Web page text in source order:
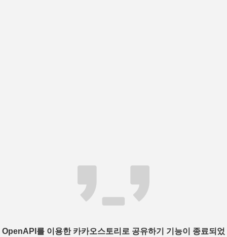
OpenAPI를 이용한 카카오스토리로 공유하기 기능이 종료되었